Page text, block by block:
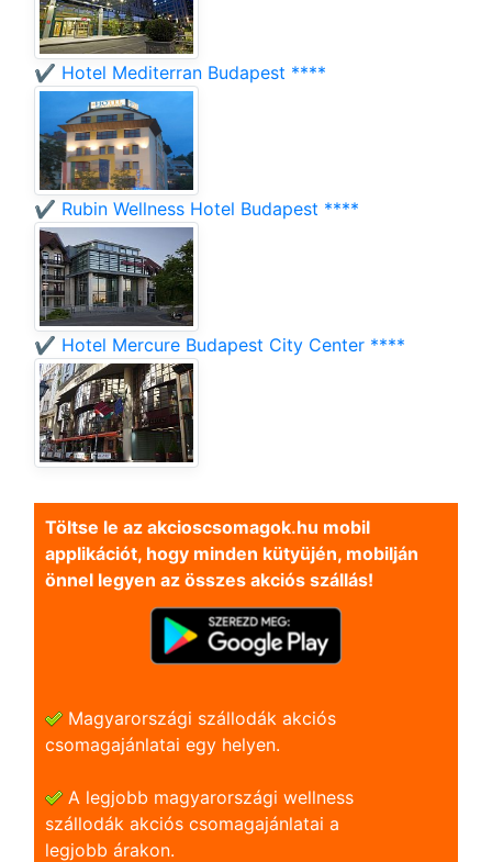
✔️ Hotel Mediterran Budapest ****
✔️ Rubin Wellness Hotel Budapest ****
✔️ Hotel Mercure Budapest City Center ****
Töltse le az akcioscsomagok.hu mobil
applikációt, hogy minden kütyüjén, mobilján
önnel legyen az összes akciós szállás!
Magyarországi szállodák akciós
csomagajánlatai egy helyen.
A legjobb magyarországi wellness
szállodák akciós csomagajánlatai a
legjobb árakon.